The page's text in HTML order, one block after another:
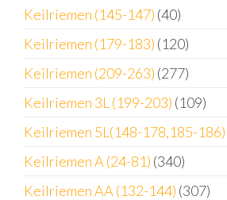
Keilriemen (145-147) (40)
Keilriemen (179-183) (120)
Keilriemen (209-263) (277)
Keilriemen 3L (199-203) (109)
Keilriemen 5L(148-178,185-186)
Keilriemen A (24-81) (340)
Keilriemen AA (132-144) (307)